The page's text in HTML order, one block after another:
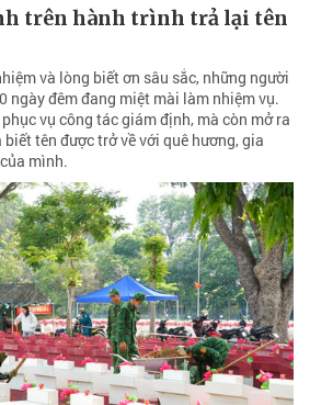
trên hành trình trả lại tên
và lòng biết ơn sâu sắc, những người
ngày đêm đang miệt mài làm nhiệm vụ.
vụ công tác giám định, mà còn mở ra
tên được trở về với quê hương, gia
mình.